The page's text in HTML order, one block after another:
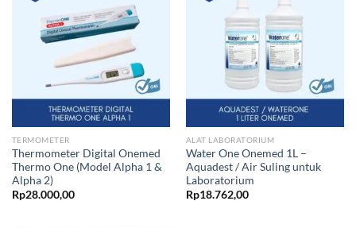
TERMOMETER
Thermometer Digital Onemed
Thermo One (Model Alpha 1 &
Alpha 2)
Rp28.000,00
ALAT LABORATORIUM
Water One Onemed 1L –
Aquadest / Air Suling untuk
Laboratorium
Rp18.762,00